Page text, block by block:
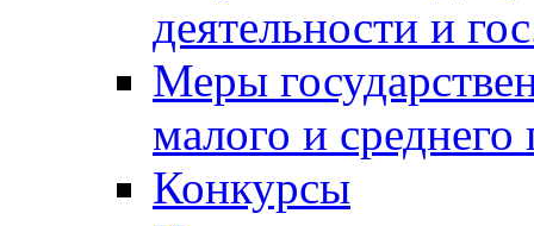
деятельности и
Меры
малого и среднего
Конкурсы